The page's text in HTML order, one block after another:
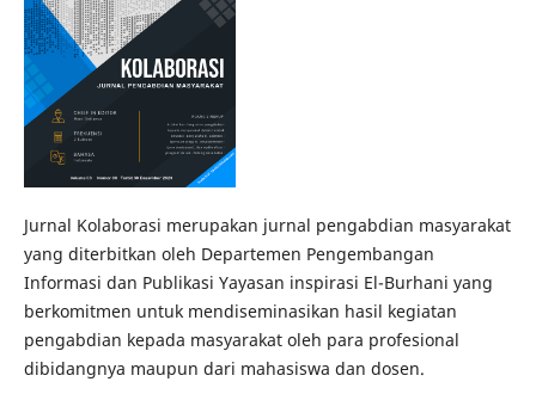
Jurnal Kolaborasi merupakan jurnal pengabdian masyarakat
yang diterbitkan oleh Departemen Pengembangan
Informasi dan Publikasi Yayasan inspirasi El-Burhani yang
berkomitmen untuk mendiseminasikan hasil kegiatan
pengabdian kepada masyarakat oleh para profesional
dibidangnya maupun dari mahasiswa dan dosen.